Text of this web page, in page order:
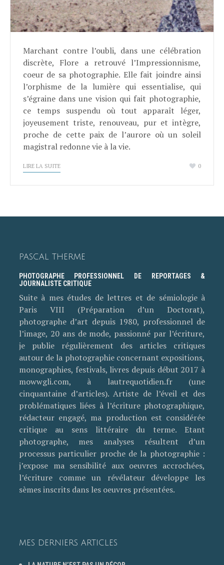
Marchant contre l’oubli, dans une célébration
discrète, Flore a retrouvé l’Impressionnisme,
coeur de sa photographie. Elle fait joindre ainsi
l’orphisme de la lumière qui essentialise, qui
s’égraine dans une vision qui fait photographie,
ce temps suspendu où tout apparaît léger,
joyeusement triste, renouveau, pur et intègre,
proche de cette paix de l’aurore où un soleil
magistral redonne vie à la vie.
LIRE LA SUITE 0
PASCAL THERME
PHOTOGRAPHE PROFESSIONNEL DE REPORTAGES &
JOURNALISTE CRITIQUE
Suite à mes études de lettres et de sémiologie à
Paris VIII (Préparation d’un Doctorat),
photographe d’art depuis 1980, professionnel de
l’image, 20 ans de mode, passionné par l’écriture,
je publie régulièrement des articles critiques
autour de la photographie concernant expositions,
monographies, festivals, livres depuis début 2017 à
mowwgli.com, à lautrequotidien.fr (une
cinquantaine d’articles). Artiste de l’éveil et des
problématiques liées à l’écriture photographique,
rédacteur engagé, ma production est considérée
critique au sens littéraire du terme. Etant
photographe, mes analyses résultent d’un
processus particulier proche de la photographie :
j’expose ma sensibilité aux oeuvres accrochées,
l’écriture comme un révélateur développe les
sèmes inscrits dans les oeuvres présentées.
MES DERNIERS ARTICLES